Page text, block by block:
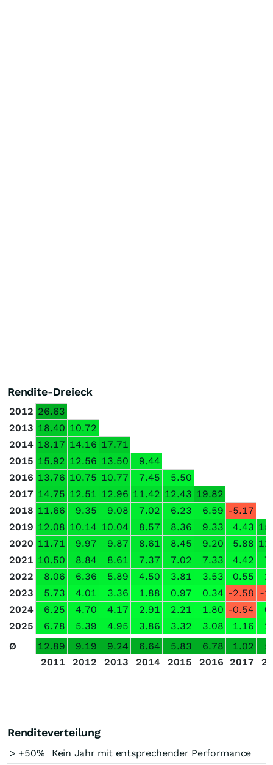
Rendite-Dreieck
2012 26.63
2013 18.40 10.72
2014 18.17 14.16 17.71
2015 15.92 12.56 13.50
9.44
2016 13.76 10.75 10.77 7.45
5.50
2017 14.75 12.51 12.96 11.42 12.43 19.82
2018 11.66 9.35 9.08 7.02 6.23 6.59 -5.17
2019 12.08 10.14 10.04 8.57 8.36 9.33 4.43
2020 11.71 9.97 9.87 8.61 8.45 9.20 5.88
2021 10.50 8.84 8.61 7.37 7.02 7.33 4.42
2022
8.06 6.36 5.89 4.50 3.81 3.53 0.55
2023
5.73 4.01 3.36 1.88 0.97 0.34 -2.58 -
2024
6.25 4.70 4.17 2.91 2.21 1.80 -0.54
2025
6.78 5.39 4.95 3.86 3.32 3.08 1.16
Ø
12.89 9.19 9.24 6.64 5.83 6.78 1.02
2011
2012 2013 2014 2015 2016 2017
Renditeverteilung
> +50%
Kein Jahr mit entsprechender Performance